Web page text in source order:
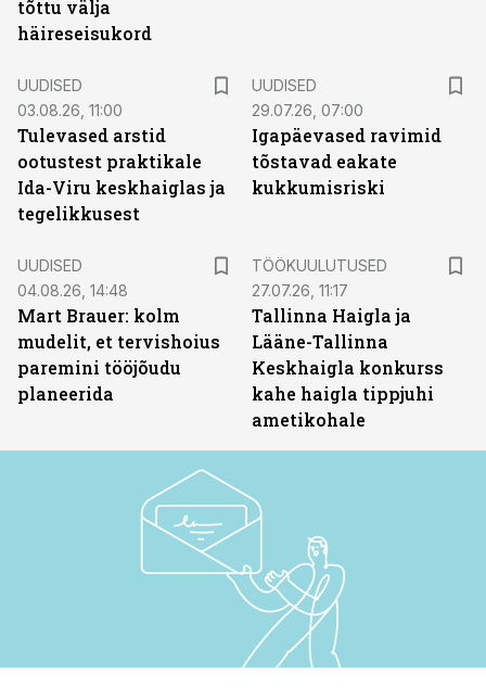
tõttu välja
häireseisukord
UUDISED
03.08.26, 11:00
Tulevased arstid
ootustest praktikale
Ida-Viru keskhaiglas ja
tegelikkusest
UUDISED
29.07.26, 07:00
Igapäevased ravimid
tõstavad eakate
kukkumisriski
UUDISED
04.08.26, 14:48
Mart Brauer: kolm
mudelit, et tervishoius
paremini tööjõudu
planeerida
TÖÖKUULUTUSED
27.07.26, 11:17
Tallinna Haigla ja
Lääne-Tallinna
Keskhaigla konkurss
kahe haigla tippjuhi
ametikohale